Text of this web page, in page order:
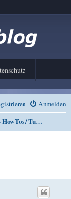
Anmelden
WHS - HowTos / Tutorials